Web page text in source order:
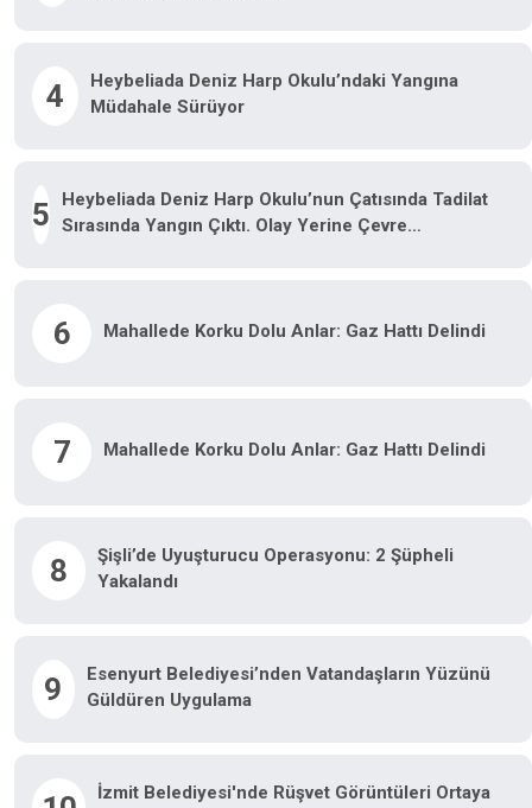
4
Heybeliada Deniz Harp Okulu’ndaki Yangına
Müdahale Sürüyor
5
Heybeliada Deniz Harp Okulu’nun Çatısında Tadilat
Sırasında Yangın Çıktı. Olay Yerine Çevre
6 Mahallede Korku Dolu Anlar: Gaz Hattı Delindi
7 Mahallede Korku Dolu Anlar: Gaz Hattı Delindi
8
Şişli’de Uyuşturucu Operasyonu: 2 Şüpheli
Yakalandı
9
Esenyurt Belediyesi’nden Vatandaşların Yüzünü
Güldüren Uygulama
İzmit Belediyesi'nde Rüşvet Görüntüleri Ortaya